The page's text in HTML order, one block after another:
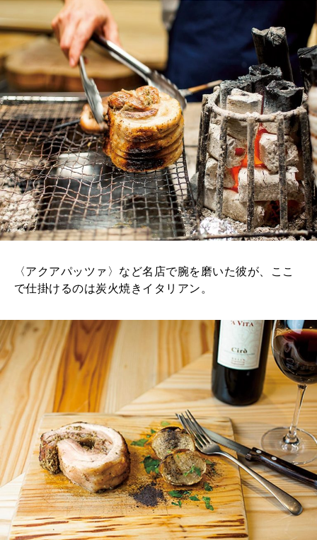
〈アクアパッツァ〉など名店で腕を磨いた彼が、ここ
で仕掛けるのは炭火焼きイタリアン。